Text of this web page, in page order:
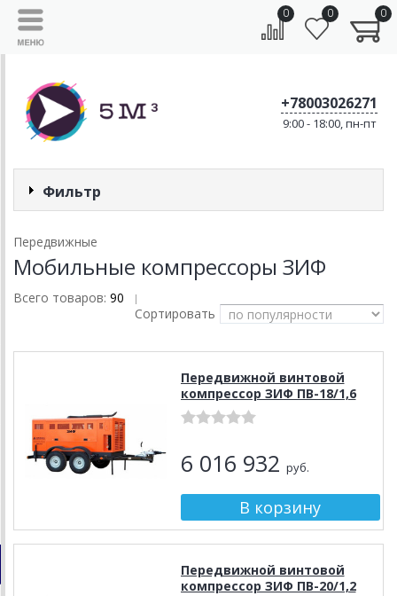
0 0 0
+78003026271
9:00 - 18:00, пн-пт
Фильтр
Передвижные
Мобильные компрессоры ЗИФ
Всего товаров: 90 |
Сортировать
Передвижной винтовой
компрессор ЗИФ ПВ-18/1,6
6 016 932 руб.
Передвижной винтовой
компрессор ЗИФ ПВ-20/1,2